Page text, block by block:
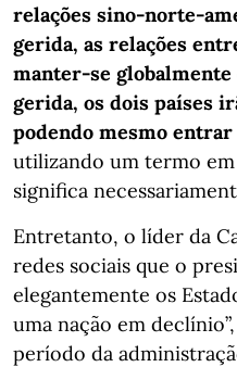
relações sino-norte-
gerida, as relações
manter-se globalmente
gerida, os dois países
podendo mesmo
utilizando um termo
significa
Entretanto, o líder da
redes sociais que o
elegantemente os
uma nação em
período da